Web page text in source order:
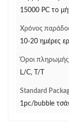
15000 PC το
Χρόνος
10-20 ημέρες
Όροι
L/C, T/T
Standard
1pc/bubble